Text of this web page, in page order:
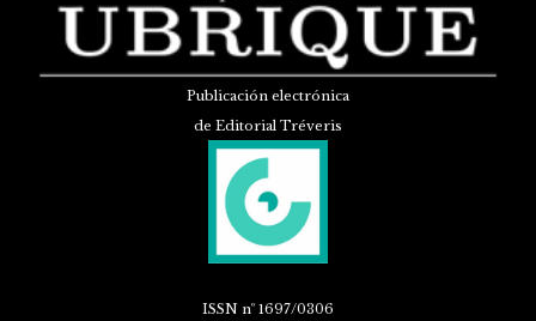
Publicación electrónica
de Editorial Tréveris
ISSN nº 1697/0306